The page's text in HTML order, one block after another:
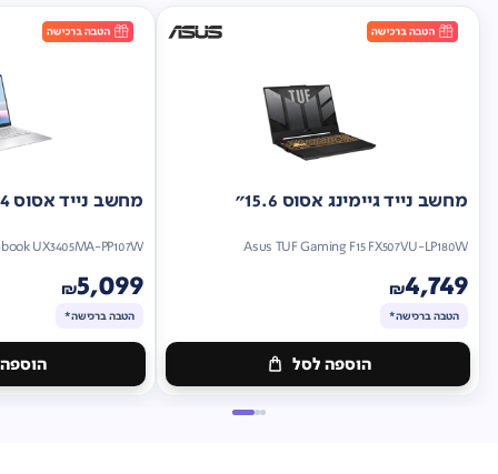
מחשב נייד גיימינג אסוס 15.6"
Asus TUF Gaming F15 FX507VU-LP180W
₪4,749
הטבה ברכישה*
הוספה לסל
מחשב נייד אסוס 14"
UX3405MA-PP107W
₪5,099
הטבה ברכישה*